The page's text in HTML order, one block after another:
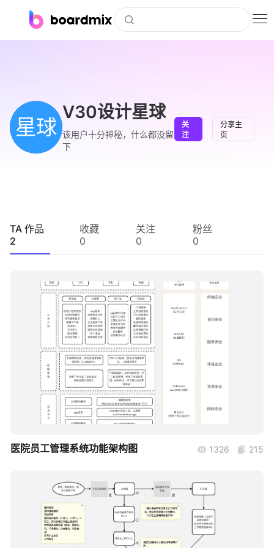
下载
会员
企业服务
知识分享社区
星球
V30设计星球
该用户十分神秘，什么都没留
下
关
注
分享主
页
TA 作品
2
收藏
0
关注
0
粉丝
0
boardmix
医院员工管理系统功能架构图 1326 215